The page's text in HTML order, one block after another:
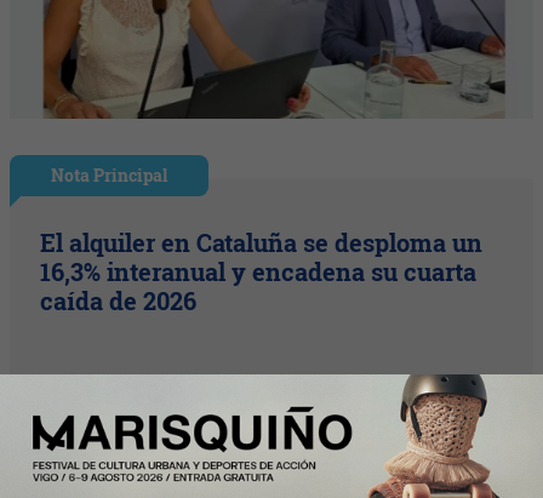
Nota Principal
El alquiler en Cataluña se desploma un
16,3% interanual y encadena su cuarta
caída de 2026